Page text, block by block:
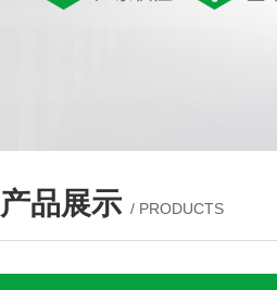
产品展示 / PRODUCTS